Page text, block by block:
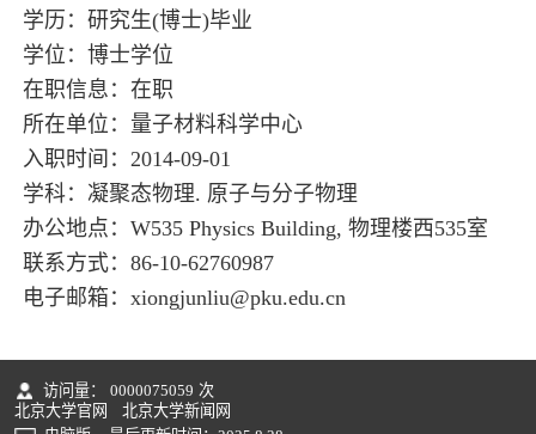
学历：研究生(博士)毕业
学位：博士学位
在职信息：在职
所在单位：量子材料科学中心
入职时间：2014-09-01
学科：凝聚态物理. 原子与分子物理
办公地点：W535 Physics Building, 物理楼西535室
联系方式：86-10-62760987
电子邮箱： xiongjunliu@pku.edu.cn
访问量： 0000075059 次
北京大学官网
北京大学新闻网